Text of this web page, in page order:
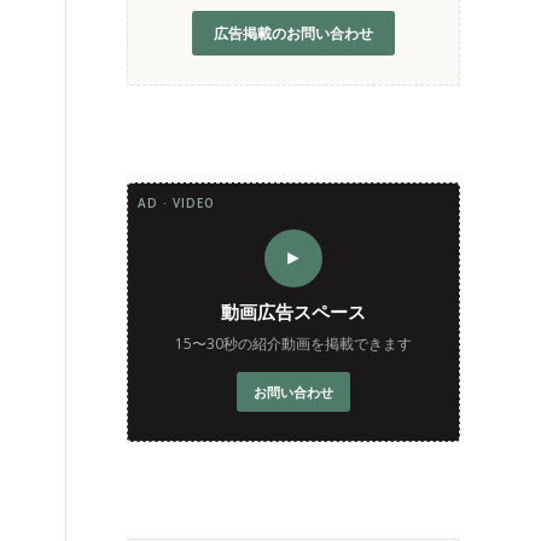
広告掲載のお問い合わせ
AD · VIDEO
►
動画広告スペース
15〜30秒の紹介動画を掲載できます
お問い合わせ